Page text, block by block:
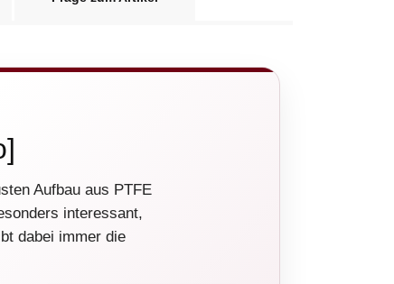
Aufbau aus PTFE
interessant,
dabei immer die